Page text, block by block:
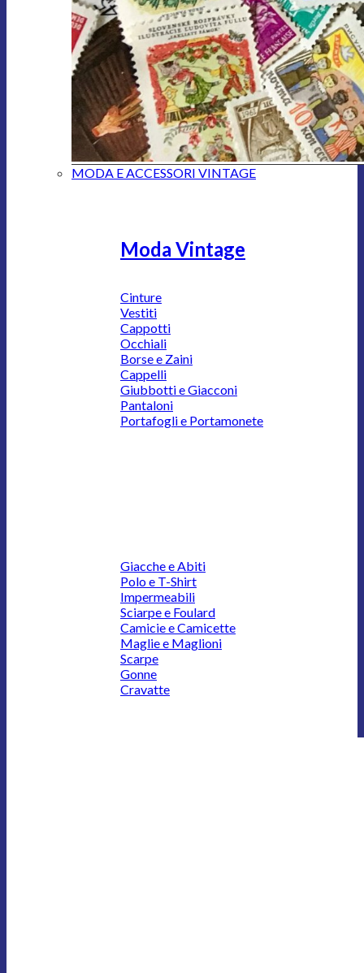
MODA E ACCESSORI VINTAGE
Moda Vintage
Cinture
Vestiti
Cappotti
Occhiali
Borse e Zaini
Cappelli
Giubbotti e Giacconi
Pantaloni
Portafogli e Portamonete
Giacche e Abiti
Polo e T-Shirt
Impermeabili
Sciarpe e Foulard
Camicie e Camicette
Maglie e Maglioni
Scarpe
Gonne
Cravatte